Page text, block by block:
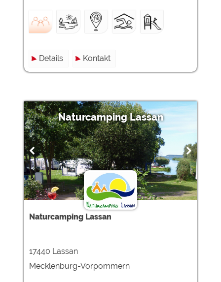
Details Kontakt
Naturcamping Lassan
Naturcamping Lassan
17440 Lassan
Mecklenburg-Vorpommern